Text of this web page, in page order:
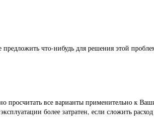
что-нибудь для решения этой
все варианты применительно к
более затратен, если сложить